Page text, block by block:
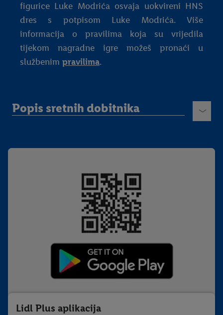
figurice Luke Modrića osvaja uokvireni HNS
dres s potpisom Luke Modrića. Više
informacija o pravilima koja su vrijedila
tijekom nagradne igre možeš pronaći u
službenim pravilima.
Popis sretnih dobitnika
Lidl Plus aplikacija